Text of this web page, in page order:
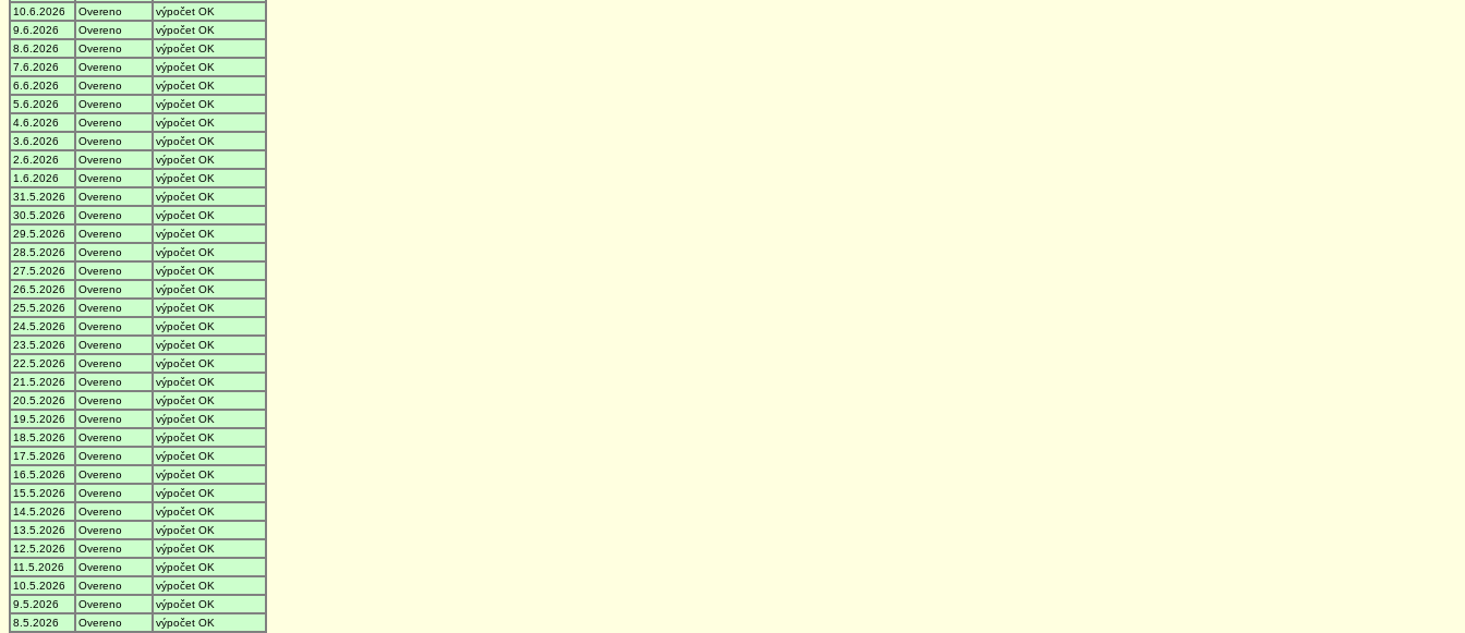
10.6.2026
Overeno
výpočet OK
9.6.2026
Overeno
výpočet OK
8.6.2026
Overeno
výpočet OK
7.6.2026
Overeno
výpočet OK
6.6.2026
Overeno
výpočet OK
5.6.2026
Overeno
výpočet OK
4.6.2026
Overeno
výpočet OK
3.6.2026
Overeno
výpočet OK
2.6.2026
Overeno
výpočet OK
1.6.2026
Overeno
výpočet OK
31.5.2026
Overeno
výpočet OK
30.5.2026
Overeno
výpočet OK
29.5.2026
Overeno
výpočet OK
28.5.2026
Overeno
výpočet OK
27.5.2026
Overeno
výpočet OK
26.5.2026
Overeno
výpočet OK
25.5.2026
Overeno
výpočet OK
24.5.2026
Overeno
výpočet OK
23.5.2026
Overeno
výpočet OK
22.5.2026
Overeno
výpočet OK
21.5.2026
Overeno
výpočet OK
20.5.2026
Overeno
výpočet OK
19.5.2026
Overeno
výpočet OK
18.5.2026
Overeno
výpočet OK
17.5.2026
Overeno
výpočet OK
16.5.2026
Overeno
výpočet OK
15.5.2026
Overeno
výpočet OK
14.5.2026
Overeno
výpočet OK
13.5.2026
Overeno
výpočet OK
12.5.2026
Overeno
výpočet OK
11.5.2026
Overeno
výpočet OK
10.5.2026
Overeno
výpočet OK
9.5.2026
Overeno
výpočet OK
8.5.2026
Overeno
výpočet OK